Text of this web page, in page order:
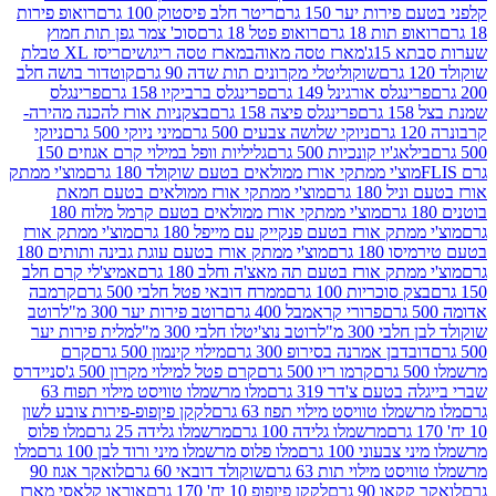
יער 150 גרם
ריטר חלב פיסטוק 100 גרם
רואופ פירות
תות 18 גרם
רואופ פטל 18 גרם
סוכ' צמר גפן תות חמוץ
מארז טסה מאוהב מארז טסה ריגושים
ריסז XL טבלת
שוקוליטלי מקרונים תות שדה 90 גרם
קוטדור בושה חלב
אורגינל 149 גרם
פרינגלס ברביקיו 158 גרם
פרינגלס
פרינגלס פיצה 158 גרם
בצקניות אורז להכנה מהירה-
ניוקי שלושה צבעים 500 גרם
מיני ניוקי 500 גרם
ניוקי
קונכיות 500 גרם
גליליות וופל במילוי קרם אגוזים 150
ממתקי אורז ממולאים בטעם שוקולד 180 גרם
מוצ'י ממתק
גרם
מוצ'י ממתקי אורז ממולאים בטעם חמאת
מוצ'י ממתקי אורז ממולאים בטעם קרמל מלוח 180
אורז בטעם פנקייק עם מייפל 180 גרם
מוצ'י ממתק אורז
גרם
מוצ'י ממתק אורז בטעם עוגת גבינה ותותים 180
אורז בטעם תה מאצ'ה וחלב 180 גרם
אמיצ'לי קרם חלב
סוכריות 100 גרם
ממרח דובאי פטל חלבי 500 גרם
קרמבה
פרורי קראמבל 400 גרם
רוטב פירות יער 300 מ"ל
רוטב
300 מ"ל
רוטב נוצ'יטלו חלבי 300 מ"ל
מלית פירות יער
אמרנה בסירופ 300 גרם
מילוי קינמון 500 גרם
קרם
קרמו ריו 500 גרם
קרם פטל למילוי מקרון 500 ג'
סניידרס
צ'דר 319 גרם
מלו מרשמלו טוויסט מילוי תפוח 63
טוויסט מילוי תפוז 63 גרם
לקקן פיןפופ-פירות צובע לשון
מרשמלו גלידה 100 גרם
מרשמלו גלידה 25 גרם
מלו פלוס
100 גרם
מלו פלוס מרשמלו מיני ורוד לבן 100 גרם
מלו
מילוי תות 63 גרם
שוקולד דובאי 60 גרם
לואקר אגוז 90
90 גרם
לקקן פיןפופ 10 יח' 170 גרם אוראו קלאסי מארז